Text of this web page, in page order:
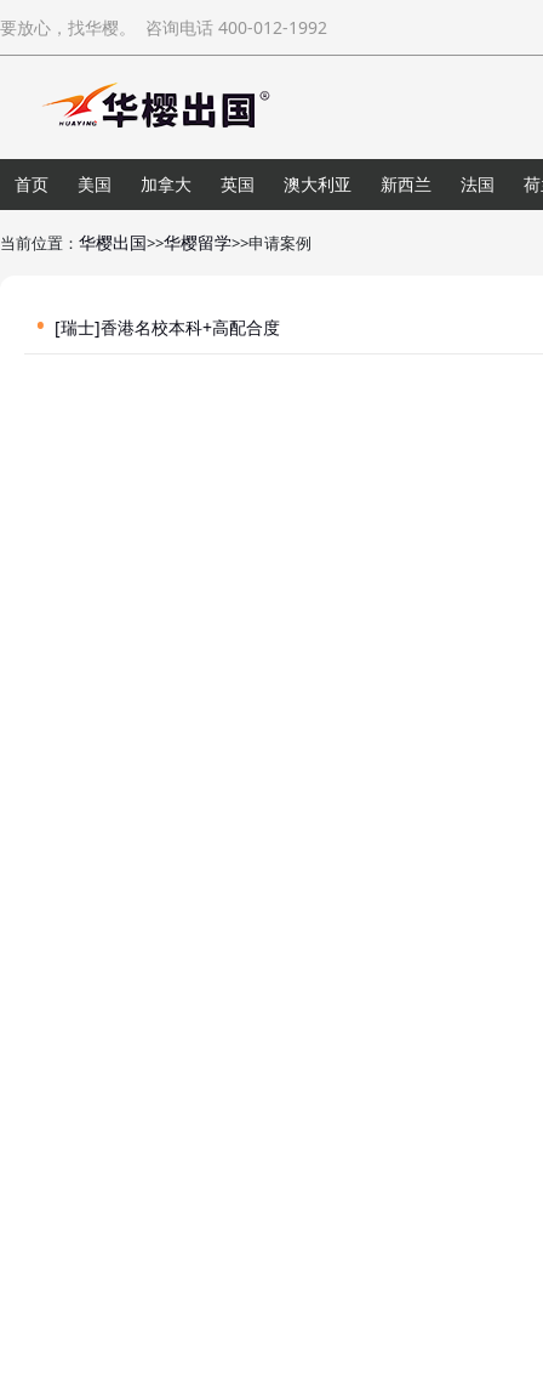
要放心，找华樱。 咨询电话 400-012-1992
首页 美国 加拿大 英国 澳大利亚 新西兰 法国
当前位置： 华樱出国>>华樱留学>>申请案例
[瑞士]香港名校本科+高配合度